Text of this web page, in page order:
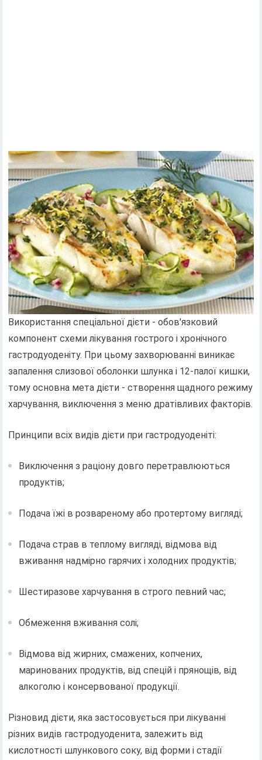
Використання спеціальної дієти - обов'язковий
компонент схеми лікування гострого і хронічного
гастродуоденіту. При цьому захворюванні виникає
запалення слизової оболонки шлунка і 12-палої кишки,
тому основна мета дієти - створення щадного режиму
харчування, виключення з меню дратівливих факторів.
Принципи всіх видів дієти при гастродуоденіті:
Виключення з раціону довго перетравлюються
продуктів;
Подача їжі в розвареному або протертому вигляді;
Подача страв в теплому вигляді, відмова від
вживання надмірно гарячих і холодних продуктів;
Шестиразове харчування в строго певний час;
Обмеження вживання солі;
Відмова від жирних, смажених, копчених,
маринованих продуктів, від спецій і прянощів, від
алкоголю і консервованої продукції.
Різновид дієти, яка застосовується при лікуванні
різних видів гастродуоденита, залежить від
кислотності шлункового соку, від форми і стадії